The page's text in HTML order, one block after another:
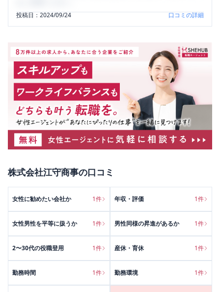
投稿日：2024/09/24 口コミの詳細
株式会社江守商事の口コミ
女性に勧めたい会社か 1件 年収・評価 1件
女性男性を平等に扱うか 1件 男性同様の昇進があるか 1件
2〜30代の役職登用 1件 産休・育休 1件
勤務時間 1件 勤務環境 1件